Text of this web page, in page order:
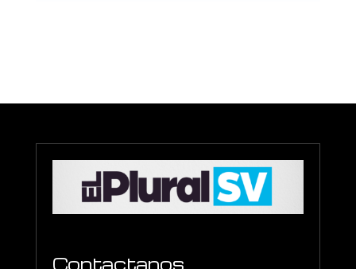
Contactanos